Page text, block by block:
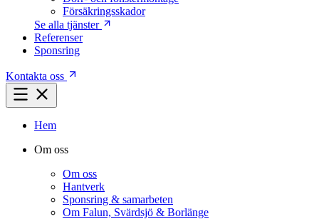
Försäkringsskador
Se alla tjänster
Referenser
Sponsring
Kontakta oss
Hem
Om oss
Om oss
Hantverk
Sponsring & samarbeten
Om Falun, Svärdsjö & Borlänge